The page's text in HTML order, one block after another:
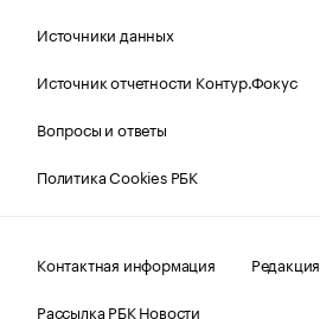
Источники данных
Источник отчетности Контур.Фокус
Вопросы и ответы
Политика Cookies РБК
Контактная информация
Редакция
Рассылка РБК Новости